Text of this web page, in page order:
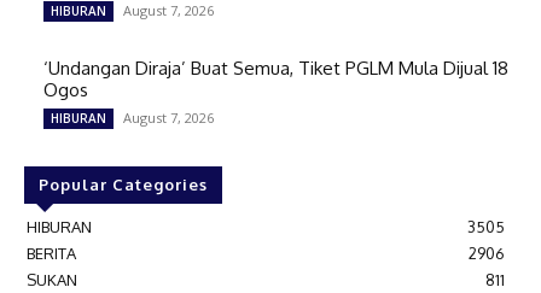
HIBURAN August 7, 2026
‘Undangan Diraja’ Buat Semua, Tiket PGLM Mula Dijual 18
Ogos
HIBURAN August 7, 2026
Popular Categories
HIBURAN
3505
BERITA
2906
SUKAN
811